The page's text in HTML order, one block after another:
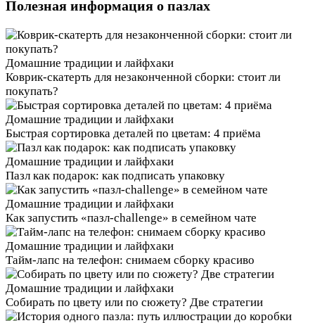
Полезная информация о пазлах
Домашние традиции и лайфхаки
Коврик-скатерть для незаконченной сборки: стоит ли
покупать?
Домашние традиции и лайфхаки
Быстрая сортировка деталей по цветам: 4 приёма
Домашние традиции и лайфхаки
Пазл как подарок: как подписать упаковку
Домашние традиции и лайфхаки
Как запустить «пазл-challenge» в семейном чате
Домашние традиции и лайфхаки
Тайм‑лапс на телефон: снимаем сборку красиво
Домашние традиции и лайфхаки
Собирать по цвету или по сюжету? Две стратегии